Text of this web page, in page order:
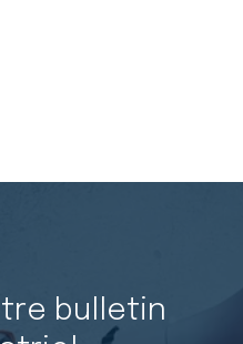
bulletin